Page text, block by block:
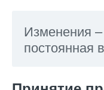
Изменения
постоянная